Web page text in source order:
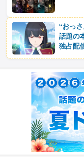
“おっ
話題の
独占配